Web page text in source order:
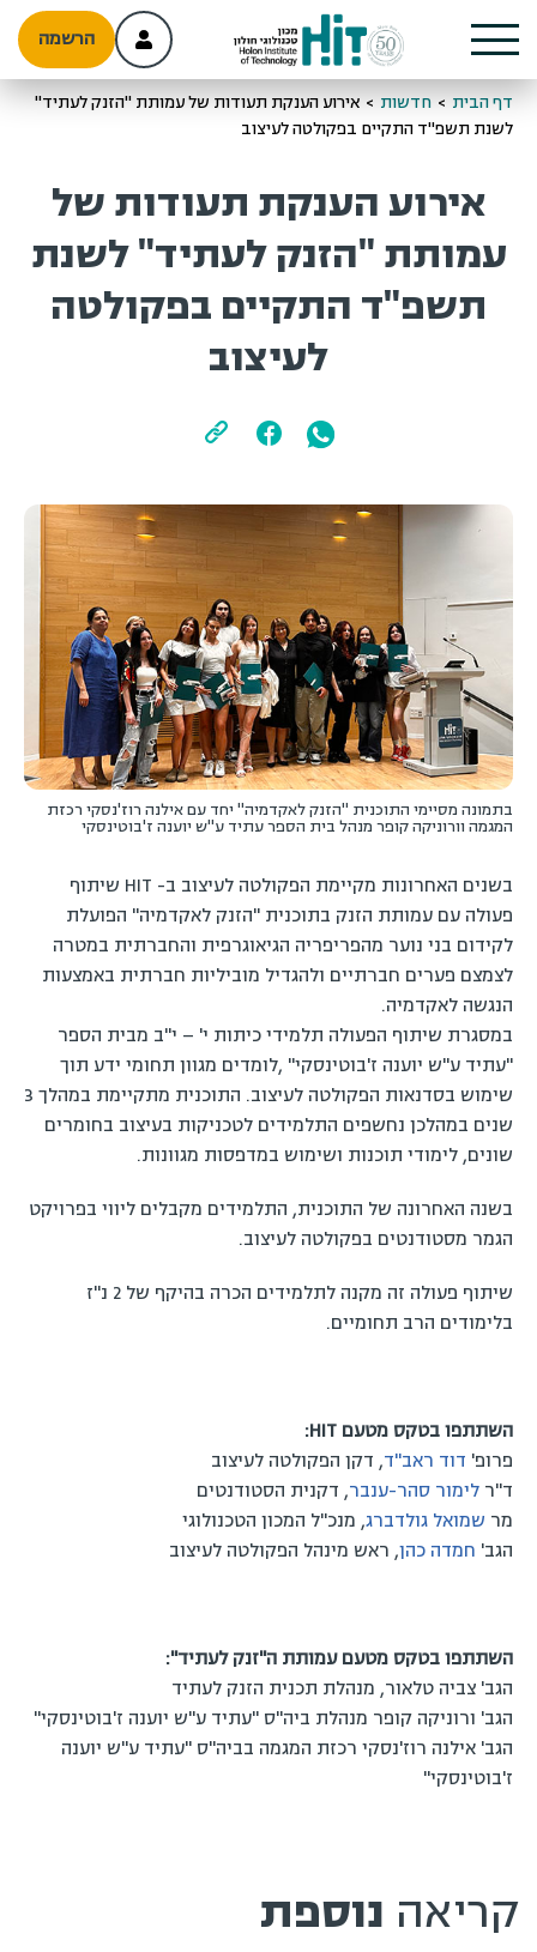
הרשמה
דף הבית > חדשות > אירוע הענקת תעודות של עמותת "הזנק לעתיד"
לשנת תשפ"ד התקיים בפקולטה לעיצוב
אירוע הענקת תעודות של
עמותת "הזנק לעתיד" לשנת
תשפ"ד התקיים בפקולטה
לעיצוב
בתמונה מסיימי התוכנית ''הזנק לאקדמיה'' יחד עם אילנה רוז'נסקי רכזת
המגמה וורוניקה קופר מנהל בית הספר עתיד ע''ש יוענה ז'בוטינסקי
בשנים האחרונות מקיימת הפקולטה לעיצוב ב- HIT שיתוף
פעולה עם עמותת הזנק בתוכנית "הזנק לאקדמיה" הפועלת
לקידום בני נוער מהפריפריה הגיאוגרפית והחברתית במטרה
לצמצם פערים חברתיים ולהגדיל מוביליות חברתית באמצעות
הנגשה לאקדמיה.
במסגרת שיתוף הפעולה תלמידי כיתות י' – י"ב מבית הספר
"עתיד ע"ש יוענה ז'בוטינסקי" ,לומדים מגוון תחומי ידע תוך
שימוש בסדנאות הפקולטה לעיצוב. התוכנית מתקיימת במהלך 3
שנים במהלכן נחשפים התלמידים לטכניקות בעיצוב בחומרים
שונים, לימודי תוכנות ושימוש במדפסות מגוונות.
בשנה האחרונה של התוכנית, התלמידים מקבלים ליווי בפרויקט
הגמר מסטודנטים בפקולטה לעיצוב.
שיתוף פעולה זה מקנה לתלמידים הכרה בהיקף של 2 נ"ז
בלימודים הרב תחומיים.
השתתפו בטקס מטעם HIT:
פרופ' דוד ראב"ד, דקן הפקולטה לעיצוב
ד"ר לימור סהר-ענבר, דקנית הסטודנטים
מר שמואל גולדברג, מנכ"ל המכון הטכנולוגי
הגב' חמדה כהן, ראש מינהל הפקולטה לעיצוב
השתתפו בטקס מטעם עמותת ה"זנק לעתיד":
הגב' צביה טלאור, מנהלת תכנית הזנק לעתיד
הגב' ורוניקה קופר מנהלת ביה"ס "עתיד ע"ש יוענה ז'בוטינסקי"
הגב' אילנה רוז'נסקי רכזת המגמה בביה"ס "עתיד ע"ש יוענה
ז'בוטינסקי"
קריאה נוספת